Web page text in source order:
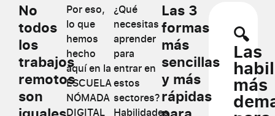
No
todos
los
trabajos
remotos
son
Por eso,
lo que
hemos
hecho
aquí en la
ESCUELA
NÓMADA
DIGITAL
¿Qué
necesitas
aprender
para
entrar en
estos
sectores?
Habilidades
Las 3
formas
más
sencillas
y más
rápidas
🔍
Las
más